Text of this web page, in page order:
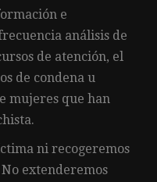
e
análisis de
de atención, el
de condena u
mujeres que han
ni recogeremos
extenderemos